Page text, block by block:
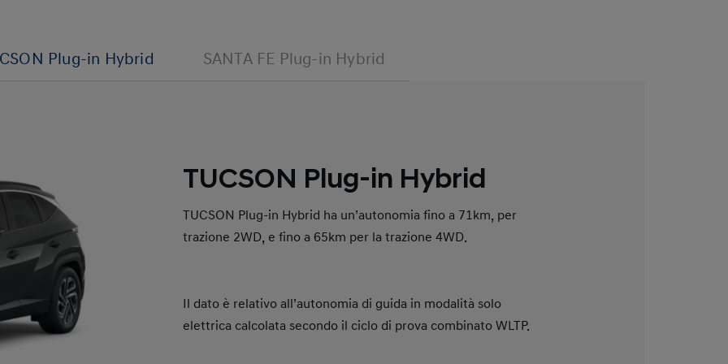
Plug-in Hybrid SANTA FE Plug-in Hybrid
TUCSON Plug-in Hybrid
TUCSON Plug-in Hybrid ha un’autonomia fino a 71km, per
trazione 2WD, e fino a 65km per la trazione 4WD.
Il dato è relativo all’autonomia di guida in modalità solo
elettrica calcolata secondo il ciclo di prova combinato WLTP.